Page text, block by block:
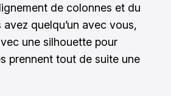
de colonnes et du
quelqu’un avec vous,
une silhouette pour
prennent tout de suite une